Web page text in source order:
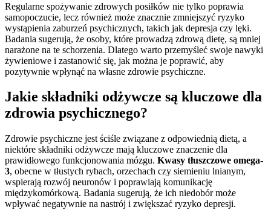
Regularne spożywanie zdrowych posiłków nie tylko poprawia
samopoczucie, lecz również może znacznie zmniejszyć ryzyko
wystąpienia zaburzeń psychicznych, takich jak depresja czy lęki.
Badania sugerują, że osoby, które prowadzą zdrową dietę, są mniej
narażone na te schorzenia. Dlatego warto przemyśleć swoje nawyki
żywieniowe i zastanowić się, jak można je poprawić, aby
pozytywnie wpłynąć na własne zdrowie psychiczne.
Jakie składniki odżywcze są kluczowe dla
zdrowia psychicznego?
Zdrowie psychiczne jest ściśle związane z odpowiednią dietą, a
niektóre składniki odżywcze mają kluczowe znaczenie dla
prawidłowego funkcjonowania mózgu. Kwasy tłuszczowe omega-
3, obecne w tłustych rybach, orzechach czy siemieniu lnianym,
wspierają rozwój neuronów i poprawiają komunikację
międzykomórkową. Badania sugerują, że ich niedobór może
wpływać negatywnie na nastrój i zwiększać ryzyko depresji.